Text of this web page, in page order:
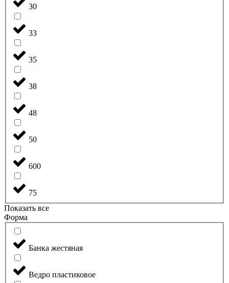
30
33
35
38
48
50
600
75
Показать все
Форма
Банка жестяная
Ведро пластиковое